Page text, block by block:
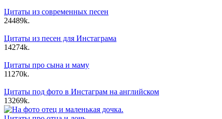
Цитаты из современных песен
24489k.
Цитаты из песен для Инстаграма
14274k.
Цитаты про сына и маму
11 270k.
Цитаты под фото в Инстаграм на английском
13269k.